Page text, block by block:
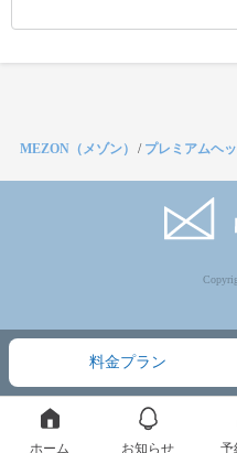
料金プラン
MEZON（メゾン） / プレミアムヘ
ホーム お知らせ 予